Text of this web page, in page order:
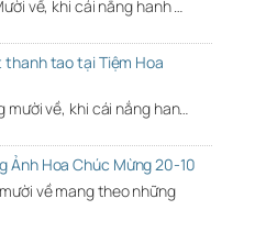
về, khi cái nắng hanh …
tao tại Tiệm Hoa
mười về, khi cái nắng han…
Ảnh Hoa Chúc Mừng 20-10
về mang theo những